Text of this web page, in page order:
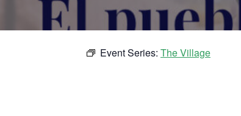
Event Series: The Village